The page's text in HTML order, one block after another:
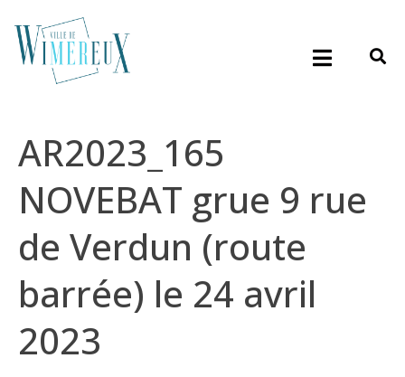
AR2023_165
NOVEBAT grue 9 rue
de Verdun (route
barrée) le 24 avril
2023